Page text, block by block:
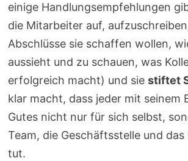
einige Handlungsempfehlungen
die Mitarbeiter auf,
Abschlüsse sie schaffen wollen,
aussieht und zu schauen, was
erfolgreich macht) und siestiftet
klar macht, dass jeder mit seinem
Gutes nicht nur für sich selbst,
Team, die Geschäftsstelle und
tut.